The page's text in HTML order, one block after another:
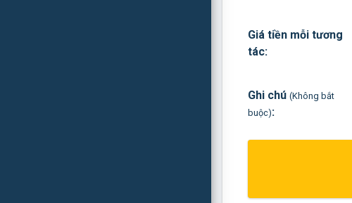
Giá tiền mỗi tương
tác:
Ghi chú (Không bắt
buộc):